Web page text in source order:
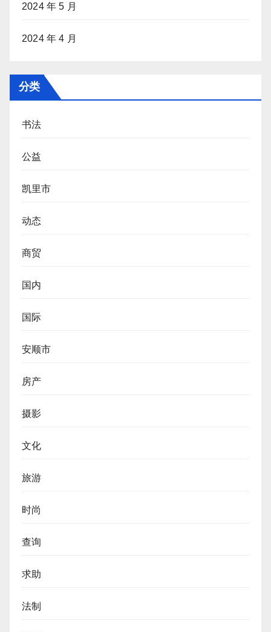
2024 年 5 月
2024 年 4 月
分类
书法
公益
凯里市
动态
商贸
国内
国际
安顺市
房产
摄影
文化
旅游
时尚
查询
求助
法制